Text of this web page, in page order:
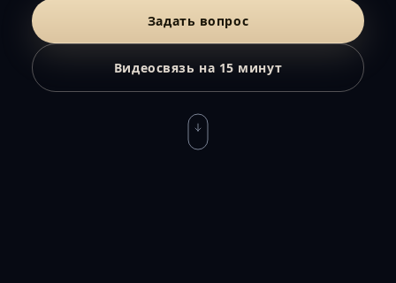
Задать вопрос
Видеосвязь на 15 минут